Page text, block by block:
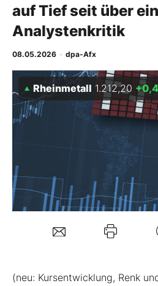
Finanz-Check
Abo & Shop
BO-Musterdepots
Experten
Mein Konto
auf Tief seit über
Analystenkritik
08.05.2026 · dpa-Afx
Rheinmetall 1.212,20
(neu: Kursentwicklung, Renk